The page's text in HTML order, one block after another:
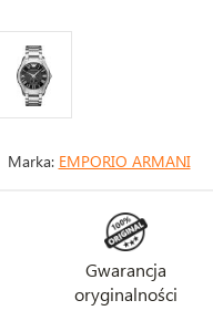
Marka: EMPORIO ARMANI
Gwarancja
oryginalności